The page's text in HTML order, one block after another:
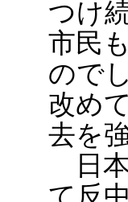
つけ
市民
ので
改め
去を
日本
て反